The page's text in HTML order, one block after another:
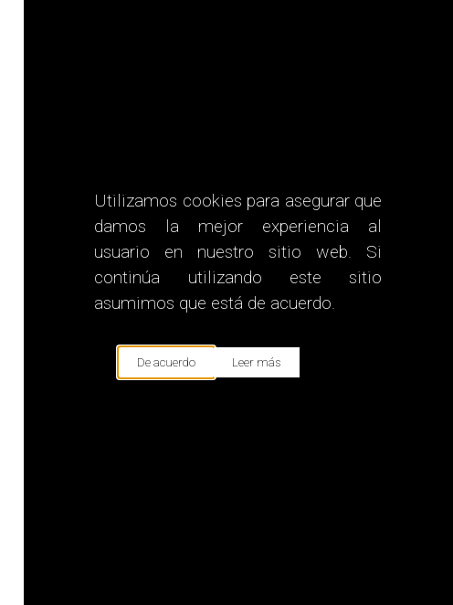
Utilizamos cookies para asegurar que
damos la mejor experiencia al
usuario en nuestro sitio web. Si
continúa utilizando este sitio
asumimos que está de acuerdo.
De acuerdo Leer más